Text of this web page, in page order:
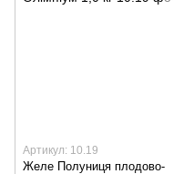
Артикул: 10.19
Желе Полуниця плодово-